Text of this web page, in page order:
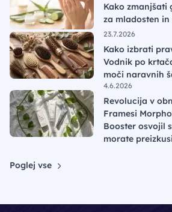
Kako zmanjšati
za mladosten
23.7.2026
Kako izbrati
Vodnik po
moči naravnih
4.6.2026
Revolucija v
Framesi
Booster osvojil
morate
Poglej vse